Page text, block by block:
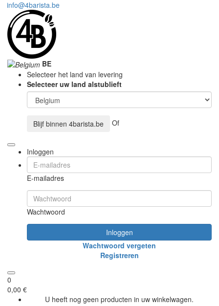
info@4barista.be
BE
Selecteer het land van levering
Selecteer uw land alstublieft
Blijf binnen 4barista.be Of
Inloggen
E-mailadres
Wachtwoord
Inloggen
Wachtwoord vergeten
Registreren
0
0,00 €
U heeft nog geen producten in uw winkelwagen.